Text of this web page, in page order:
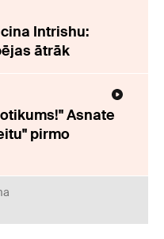
Intrishu:
ātrāk
Asnate
pirmo